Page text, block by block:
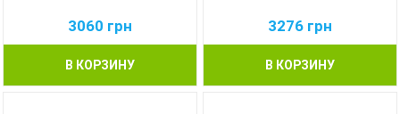
3060 грн
В КОРЗИНУ
3276 грн
В КОРЗИНУ